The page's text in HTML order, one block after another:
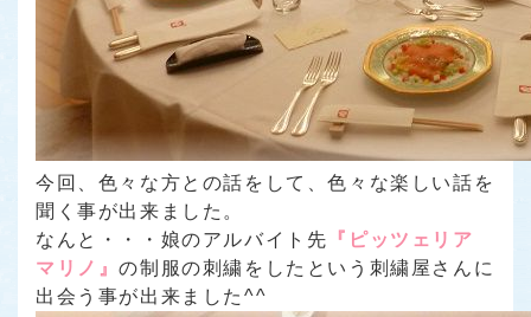
今回、色々な方との話をして、色々な楽しい話を
聞く事が出来ました。
なんと・・・娘のアルバイト先 『ピッツェリア
マリノ』の制服の刺繍をしたという刺繍屋さんに
出会う事が出来ました^^